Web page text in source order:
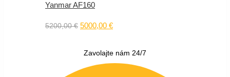
Yanmar AF160
5200,00€ Original
5200,00 €.
5000,00 €Current
5000,00 €.
Zavolajte nám 24/7